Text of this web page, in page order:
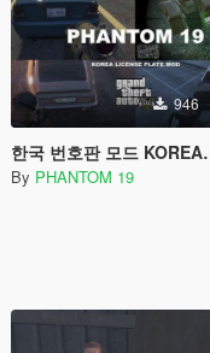
946
한국 번호판 모드 KOREA LICENSE PLATE MOD
By PHANTOM 19